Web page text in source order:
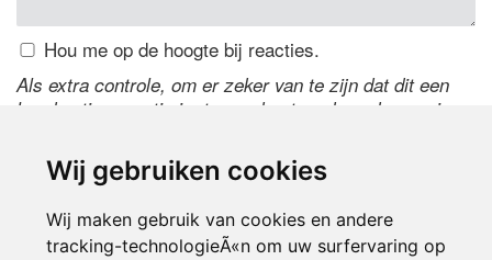
Wij gebruiken cookies
Wij maken gebruik van cookies en andere
tracking-technologieÃ«n om uw surfervaring op
Hou me op de hoogte bij reacties.
Als extra controle, om er zeker van te zijn dat dit een
handmatige reactie is, typ onderstaande code over in
de code te wijzigen.